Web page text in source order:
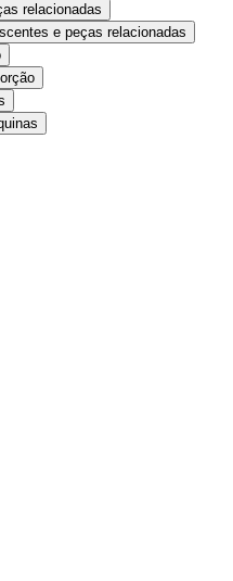
relacionadas
e peças relacionadas